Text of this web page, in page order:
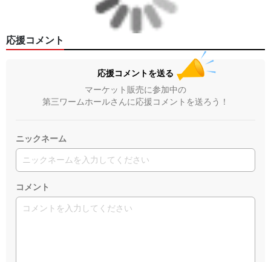
応援コメント
応援コメントを送る
マーケット販売に参加中の
第三ワームホールさんに応援コメントを送ろう！
ニックネーム
コメント